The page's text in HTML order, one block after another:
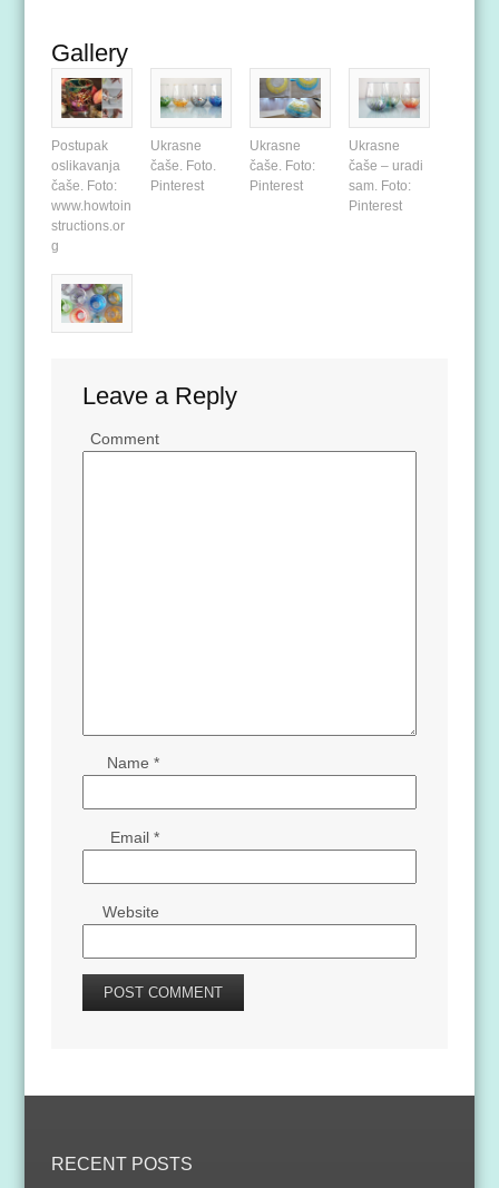
Gallery
Postupak
oslikavanja
čaše. Foto:
www.howtoin
structions.or
g
Ukrasne
čaše. Foto.
Pinterest
Ukrasne
čaše. Foto:
Pinterest
Ukrasne
čaše – uradi
sam. Foto:
Pinterest
Leave a Reply
Comment
Name *
Email *
Website
RECENT POSTS